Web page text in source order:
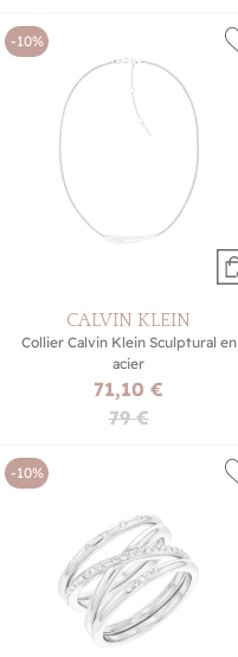
-10%
CALVIN KLEIN
Collier Calvin Klein Sculptural en
acier
71,10 €
79 €
-10%